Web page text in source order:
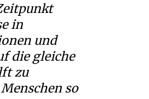
in
und
die gleiche
zu
so